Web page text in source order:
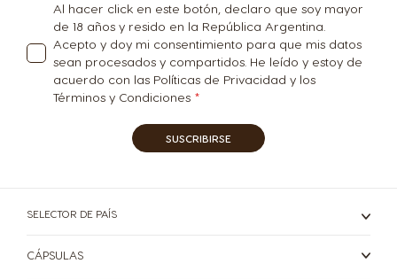
Al hacer click en este botón, declaro que soy mayor
de 18 años y resido en la República Argentina.
Acepto y doy mi consentimiento para que mis datos
sean procesados y compartidos. He leído y estoy de
acuerdo con las Políticas de Privacidad y los
Términos y Condiciones
SUSCRIBIRSE
SELECTOR DE PAÍS
CÁPSULAS